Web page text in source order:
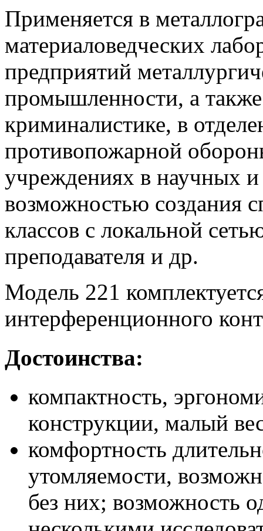
Применяется в
материаловедческих
предприятий
промышленности, а
криминалистике, в
противопожарной
учреждениях в научных
возможностью создания
классов с локальной
преподавателя и др.
Модель 221
интерференционного
Достоинства:
компактность,
конструкции, малый
комфортность
утомляемости,
без них; возможность